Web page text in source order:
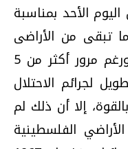
الأحد بمناسبة
ما تبقى من الأراضى
الفلسطينية عام 1967 - "إنه ورغم مرور أكثر من 5
لجرائم الاحتلال
إلا أن ذلك لم
الفلسطينية